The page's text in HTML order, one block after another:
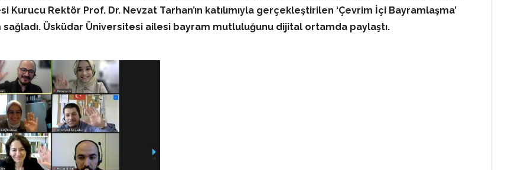
Rektör Prof. Dr. Nevzat Tarhan’ın katılımıyla gerçekleştirilen ‘Çevrim İçi Bayramlaşma’
Üsküdar Üniversitesi ailesi bayram mutluluğunu dijital ortamda paylaştı.